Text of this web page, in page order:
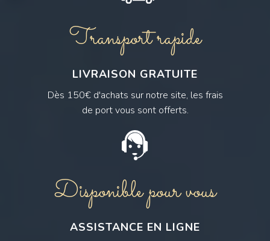
Transport rapide
LIVRAISON GRATUITE
Dès 150€ d'achats sur notre site, les frais
de port vous sont offerts.
Disponible pour vous
ASSISTANCE EN LIGNE